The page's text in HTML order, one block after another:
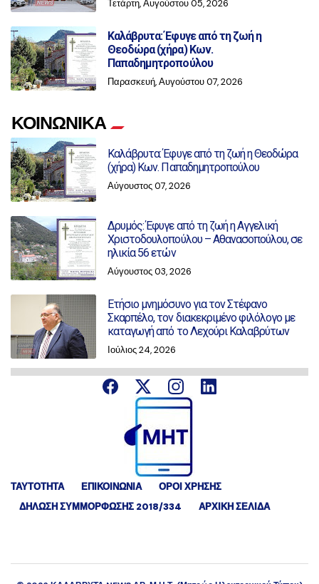
Τετάρτη, Αυγούστου 05, 2026
Καλάβρυτα: Έφυγε από τη ζωή η
Θεοδώρα (χήρα) Κων.
Παπαδημητροπούλου
Παρασκευή, Αυγούστου 07, 2026
ΚΟΙΝΩΝΙΚΑ
Καλάβρυτα: Έφυγε από τη ζωή η Θεοδώρα
(χήρα) Κων. Παπαδημητροπούλου
Αύγουστος 07, 2026
Δρυμός: Έφυγε από τη ζωή η Αγγελική
Χριστοδουλοπούλου – Αθανασοπούλου, σε
ηλικία 56 ετών
Αύγουστος 03, 2026
Ετήσιο μνημόσυνο για τον Στέφανο
Σκαρπέλο, τον διακεκριμένο φιλόλογο με
καταγωγή από το Λεχούρι Καλαβρύτων
Ιούλιος 24, 2026
ΤΑΥΤΟΤΗΤΑ ΕΠΙΚΟΙΝΩΝΙΑ
ΟΡΟΙ ΧΡΗΣΗΣ
ΔΉΛΩΣΗ ΣΥΜΜΌΡΦΩΣΗΣ 2018/334
ΑΡΧΙΚΗ ΣΕΛΙΔΑ